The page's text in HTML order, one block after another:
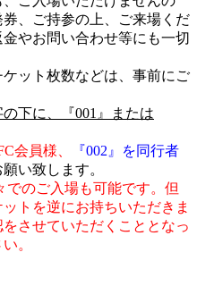
、ご持参の上、ご来場くだ
やお問い合わせ等にも一切
ット枚数などは、事前にご
下に、『001』または
会員様、
『002』を同行者
い致します。
のご入場も可能です。但
トを逆にお持ちいただきま
させていただくこととなっ
。